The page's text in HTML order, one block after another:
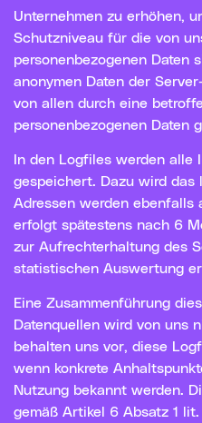
Unternehmen zu erhöhen,
Schutzniveau für die von
personenbezogenen Daten
anonymen Daten der
von allen durch eine
personenbezogenen Daten
In den Logfiles werden alle
gespeichert. Dazu wird
Adressen werden ebenfalls
erfolgt spätestens nach 6
zur Aufrechterhaltung des
statistischen Auswertung
Eine Zusammenführung
Datenquellen wird von uns
behalten uns vor, diese
wenn konkrete
Nutzung bekannt werden.
gemäß Artikel 6 Absatz 1